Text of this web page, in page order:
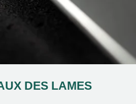
DES LAMES